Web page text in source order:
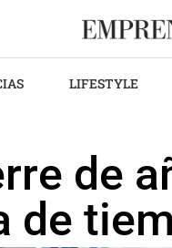
LIFESTYLE
de
de